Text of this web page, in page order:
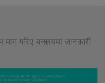
गरिए मन्त्रालयमा जानकारी